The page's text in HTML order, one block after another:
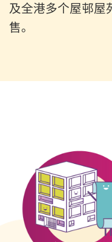
及全港多个屋邨屋
售。